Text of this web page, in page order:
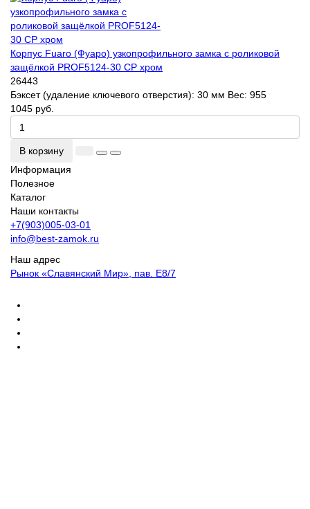
Корпус Fuaro (Фуаро) узкопрофильного замка с роликовой
защёлкой PROF5124-30 CP хром
26443
Бэксет (удаление ключевого отверстия): 30 мм Вес: 955
1045 руб.
В корзину
Информация
Полезное
Каталог
Наши контакты
+7(903)005-03-01
info@best-zamok.ru
Наш адрес
Рынок «Славянский Мир», пав. Е8/7